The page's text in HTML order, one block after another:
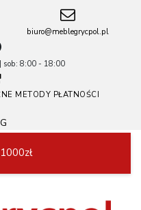
biuro@meblegrycpol.pl
sob: 8:00 - 18:00
METODY PŁATNOŚCI